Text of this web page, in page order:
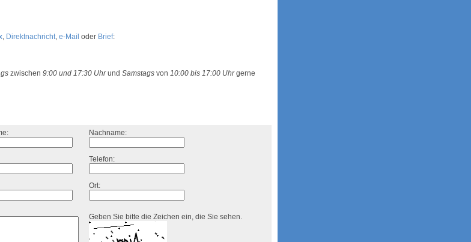
, Direktnachricht, e-Mail oder Brief:
zwischen 9:00 und 17:30 Uhrund Samstags von 10:00 bis 17:00 Uhrgerne
Nachname:
Telefon:
Ort:
Geben Sie bitte die Zeichen ein, die Sie sehen.